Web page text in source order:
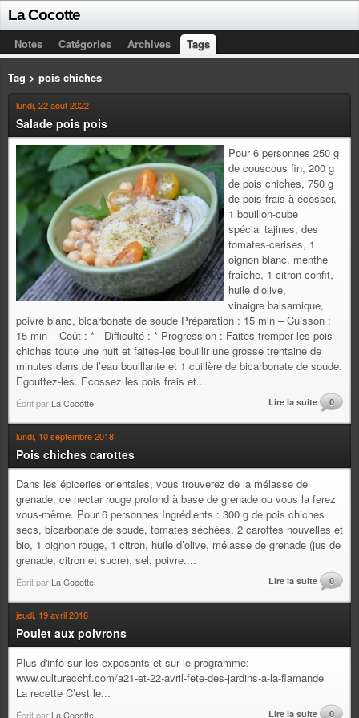
La Cocotte
Notes Catégories Archives Tags
Tag > pois chiches
lundi, 22 août 2022
Salade pois pois
Pour 6 personnes 250 g
de couscous fin, 200 g
de pois chiches, 750 g
de pois frais à écosser,
1 bouillon-cube
spécial tajines, des
tomates-cerises, 1
oignon blanc, menthe
fraîche, 1 citron confit,
huile d’olive,
vinaigre balsamique,
poivre blanc, bicarbonate de soude Préparation : 15 min – Cuisson :
15 min – Coût : * - Difficulté : * Progression : Faites tremper les pois
chiches toute une nuit et faites-les bouillir une grosse trentaine de
minutes dans de l’eau bouillante et 1 cuillère de bicarbonate de soude.
Egouttez-les. Ecossez les pois frais et...
Écrit par La Cocotte Lire la suite 0
lundi, 10 septembre 2018
Pois chiches carottes
Dans les épiceries orientales, vous trouverez de la mélasse de
grenade, ce nectar rouge profond à base de grenade ou vous la ferez
vous-même. Pour 6 personnes Ingrédients : 300 g de pois chiches
secs, bicarbonate de soude, tomates séchées, 2 carottes nouvelles et
bio, 1 oignon rouge, 1 citron, huile d’olive, mélasse de grenade (jus de
grenade, citron et sucre), sel, poivre....
Écrit par La Cocotte Lire la suite 0
jeudi, 19 avril 2018
Poulet aux poivrons
Plus d'info sur les exposants et sur le programme:
www.culturecchf.com/a21-et-22-avril-fete-des-jardins-a-la-flamande
La recette C’est le...
Écrit par La Cocotte Lire la suite 0